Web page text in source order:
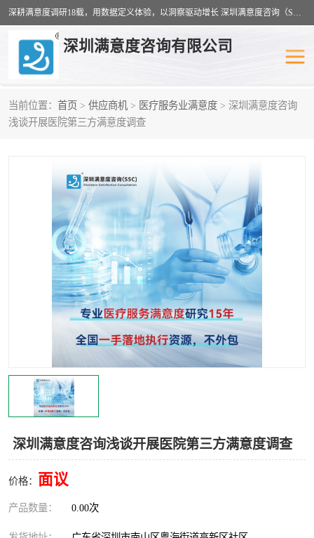
深耕满意度调研18载，用数据定义体验，以洞察驱动增长 深圳满意度咨询（SSC）：十八年专注，丈量每一份体验。
深圳满意度咨询有限公司
当前位置： 首页 > 供应商机 > 医疗服务业满意度 > 深圳满意度咨询
浅谈开展医院第三方满意度调查
深圳满意度咨询浅谈开展医院第三方满意度调查
价格： 面议
产品数量： 0.00次
物业满意度调查
公共事务满意度调查 餐饮业满意度调查
营商环境满意度 员工满意度
服务满意度调查 汽车行业满意度